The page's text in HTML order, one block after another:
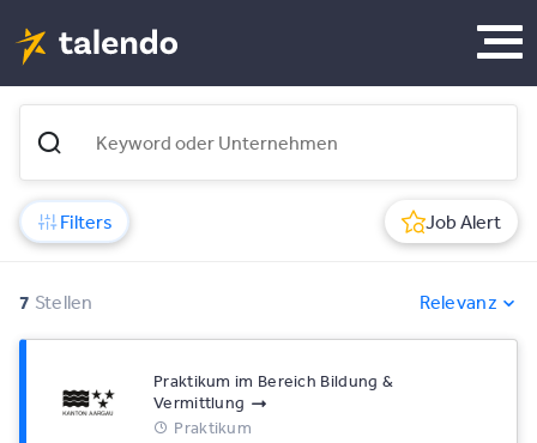
Filters Job Alert
7 Stellen Relevanz
Praktikum im Bereich Bildung &
Vermittlung
Praktikum